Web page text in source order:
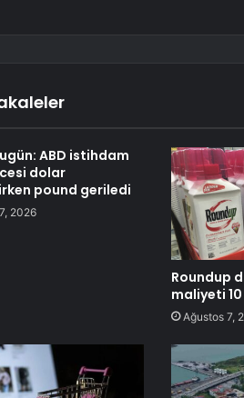
ABD istihdam
dolar
pound geriledi
2026
Roundup
maliyeti
Ağustos 7,